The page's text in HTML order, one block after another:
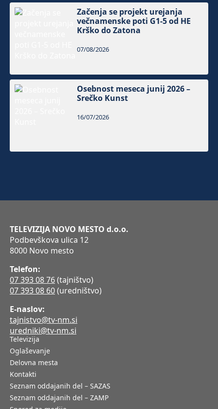
Začenja se projekt urejanja
večnamenske poti G1-5 od HE
Krško do Zatona
07/08/2026
Osebnost meseca junij 2026 –
Srečko Kunst
16/07/2026
TELEVIZIJA NOVO MESTO d.o.o.
Podbevškova ulica 12
8000 Novo mesto
Telefon:
07 393 08 76(tajništvo)
07 393 08 60(uredništvo)
E-naslov:
tajnistvo@tv-nm.si
uredniki@tv-nm.si
Televizija
Oglaševanje
Delovna mesta
Kontakti
Seznam oddajanih del – SAZAS
Seznam oddajanih del – ZAMP